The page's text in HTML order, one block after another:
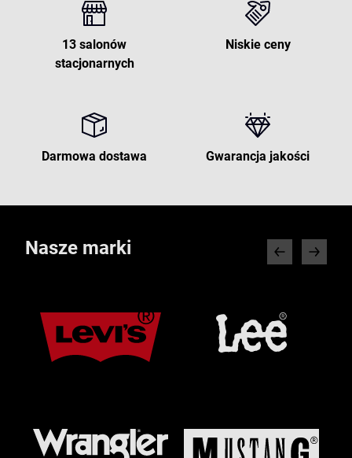
13 salonów
stacjonarnych
Niskie ceny
Darmowa dostawa Gwarancja jakości
Nasze marki